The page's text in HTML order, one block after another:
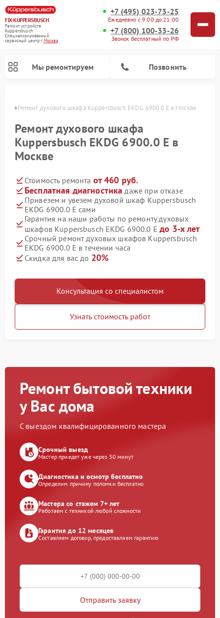
FIX-KUPPERSBUSCH
Ремонт устройств
Kuppersbusch
Специализированный
cервисный центр г.Москва
+7 (495) 023-73-25
Ежедневно с 9:00 до 21:00
+7 (800) 100-33-26
Звонок бесплатный по РФ
Мы ремонтируем Позвонить
Ремонт духового шкафа Kuppersbusch EKDG 6900.0 E в Москве
Ремонт духового шкафа
Kuppersbusch EKDG 6900.0 E в
Москве
Стоимость ремонта от 460 руб.
Бесплатная диагностика даже при отказе
Привезем и увезем духовой шкаф Kuppersbusch
EKDG 6900.0 E сами
Гарантия на наши работы по ремонту духовых
шкафов Kuppersbusch EKDG 6900.0 Eдо 3-х лет
Срочный ремонт духовых шкафов Kuppersbusch
EKDG 6900.0 E в течении часа
Скидка для вас до 20%
Консультация со специалистом
Узнать стоимость работ
Ремонт бытовой техники
у Вас дома
С выездом квалифицированного мастера
Срочный выезд
Мастер приедет уже через 30 минут
Диагностика и осмотр бесплатно
Определим причину поломки бесплатно
Мастера со стажем 7+ лет
Работаем с техникой любой сложности
Гарантия до 12 месяцев
Составляем договор, предоставляем гарантию
Отправить заявку